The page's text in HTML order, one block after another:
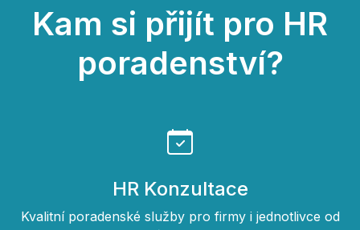
Kam si přijít pro HR
poradenství?
HR Konzultace
Kvalitní poradenské služby pro firmy i jednotlivce od